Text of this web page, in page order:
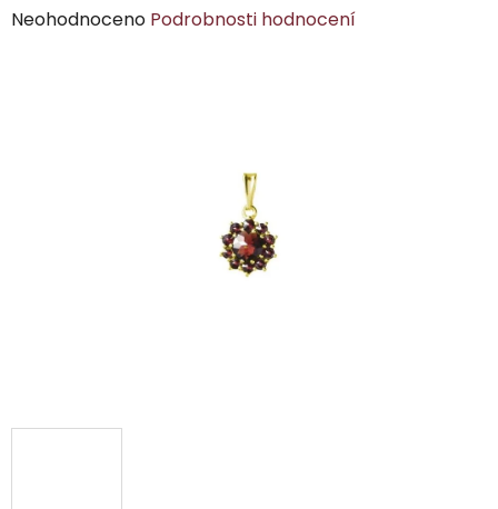
Průměrné
Neohodnoceno Podrobnosti hodnocení